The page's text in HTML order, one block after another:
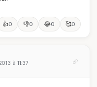
👍0 👎0 😂0 🥰0
à 11:37